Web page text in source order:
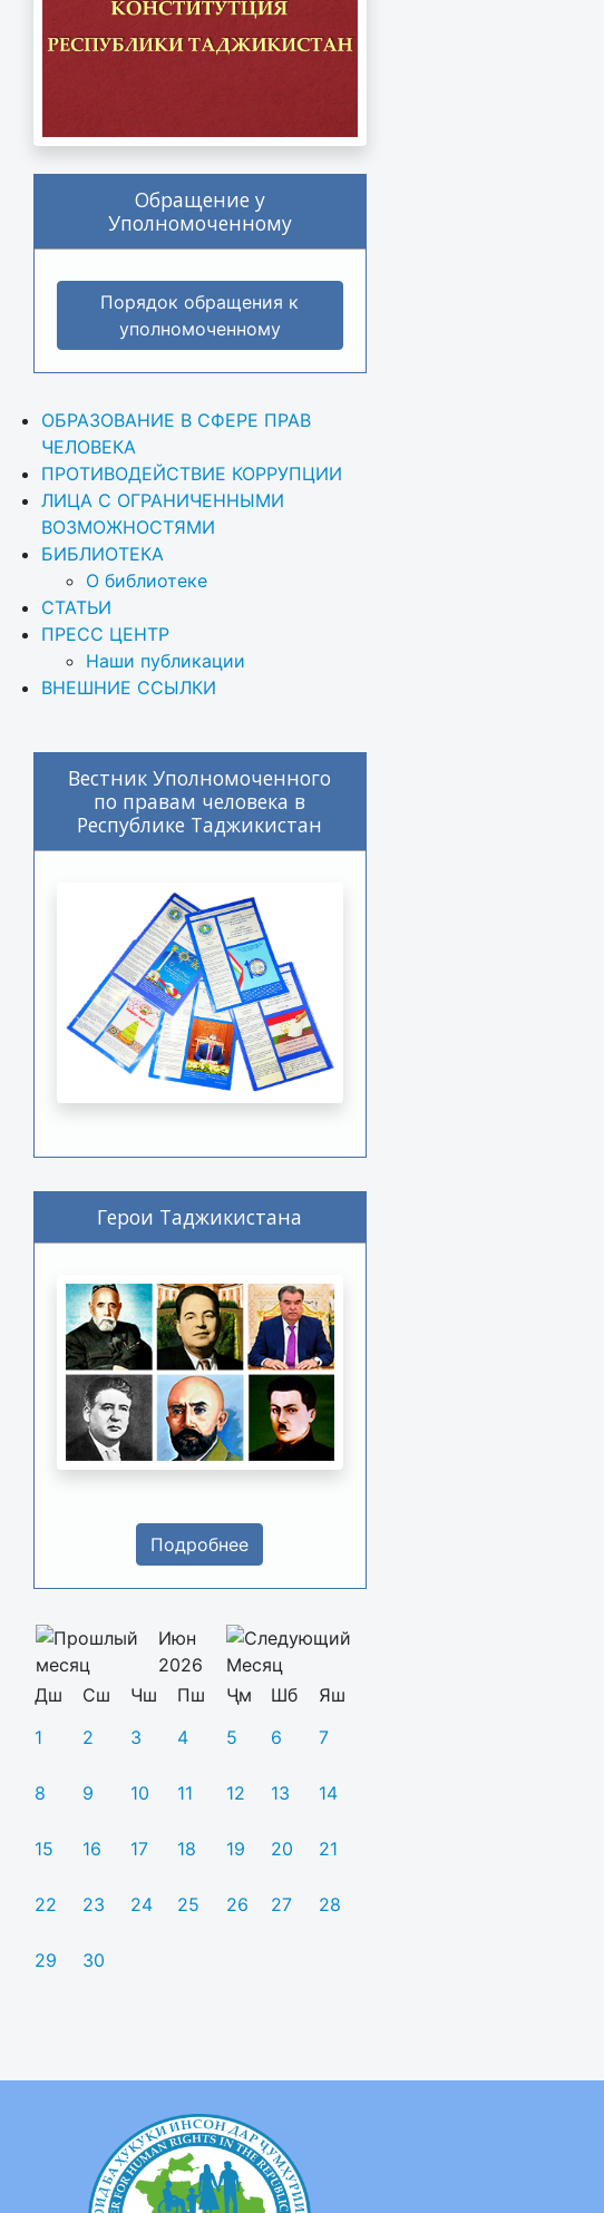
Обращение у
Уполномоченному
Порядок обращения к
уполномоченному
ОБРАЗОВАНИЕ В СФЕРЕ ПРАВ
ЧЕЛОВЕКА
ПРОТИВОДЕЙСТВИЕ КОРРУПЦИИ
ЛИЦА С ОГРАНИЧЕННЫМИ
ВОЗМОЖНОСТЯМИ
БИБЛИОТЕКА
О библиотеке
СТАТЬИ
ПРЕСС ЦЕНТР
Наши публикации
ВНЕШНИЕ ССЫЛКИ
Вестник Уполномоченного
по правам человека в
Республике Таджикистан
Герои Таджикистана
Подробнее
Июн
2026
Дш
Сш Чш Пш Ҷм Шб
Яш
1
2 3 4 5 6 7
8 9 10 11 12 13 14
15 16 17 18 19 20 21
22 23 24 25 26 27 28
29 30